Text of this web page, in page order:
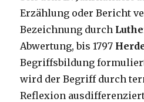
Erzählung oder Bericht
Bezeichnung durch
Abwertung, bis 1797
Begriffsbildung
wird der Begriff durch
Reflexion